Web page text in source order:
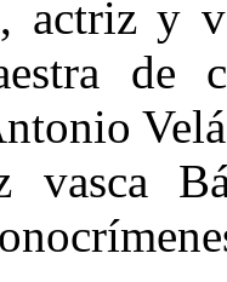
actriz y
de